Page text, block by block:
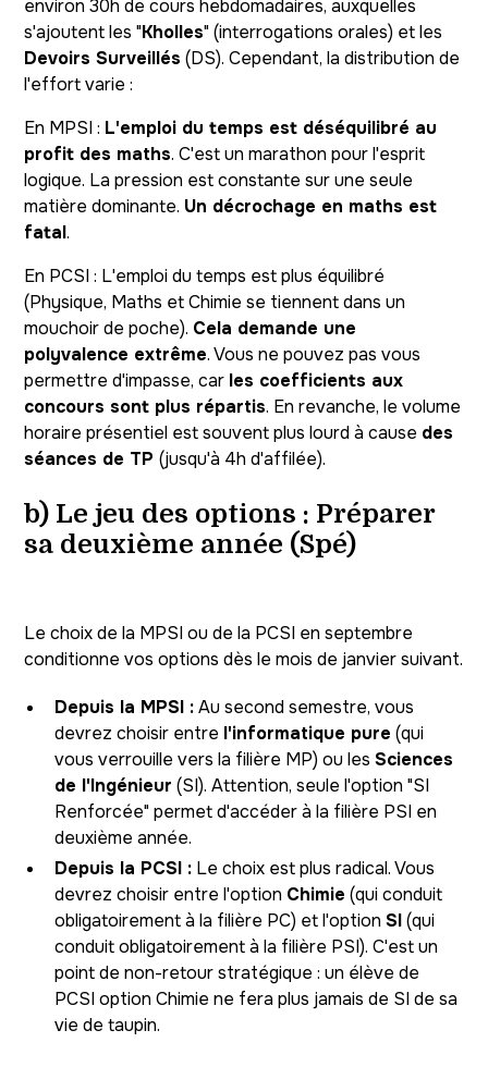
environ 30h de cours hebdomadaires, auxquelles
s'ajoutent les "Kholles" (interrogations orales) et les
Devoirs Surveillés (DS). Cependant, la distribution de
l'effort varie :
En MPSI : L'emploi du temps est déséquilibré au
profit des maths. C'est un marathon pour l'esprit
logique. La pression est constante sur une seule
matière dominante. Un décrochage en maths est
fatal.
En PCSI : L'emploi du temps est plus équilibré
(Physique, Maths et Chimie se tiennent dans un
mouchoir de poche). Cela demande une
polyvalence extrême. Vous ne pouvez pas vous
permettre d'impasse, car les coefficients aux
concours sont plus répartis. En revanche, le volume
horaire présentiel est souvent plus lourd à cause des
séances de TP(jusqu'à 4h d'affilée).
b) Le jeu des options : Préparer
sa deuxième année (Spé)
Le choix de la MPSI ou de la PCSI en septembre
conditionne vos options dès le mois de janvier suivant.
Depuis la MPSI :Au second semestre, vous
devrez choisir entre l'informatique pure (qui
vous verrouille vers la filière MP) ou lesSciences
de l'Ingénieur (SI). Attention, seule l'option "SI
Renforcée" permet d'accéder à la filière PSI en
deuxième année.
Depuis la PCSI : Le choix est plus radical. Vous
devrez choisir entre l'option Chimie (qui conduit
obligatoirement à la filière PC) et l'optionSI(qui
conduit obligatoirement à la filière PSI). C'est un
point de non-retour stratégique : un élève de
PCSI option Chimie ne fera plus jamais de SI de sa
vie de taupin.